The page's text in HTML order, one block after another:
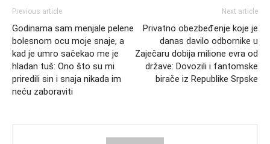
Previous article
Godinama sam menjale pelene
bolesnom ocu moje snaje, a
kad je umro sačekao me je
hladan tuš: Ono što su mi
priredili sin i snaja nikada im
neću zaboraviti
Next article
Privatno obezbeđenje koje je
danas davilo odbornike u
Zaječaru dobija milione evra od
države: Dovozili i fantomske
birače iz Republike Srpske